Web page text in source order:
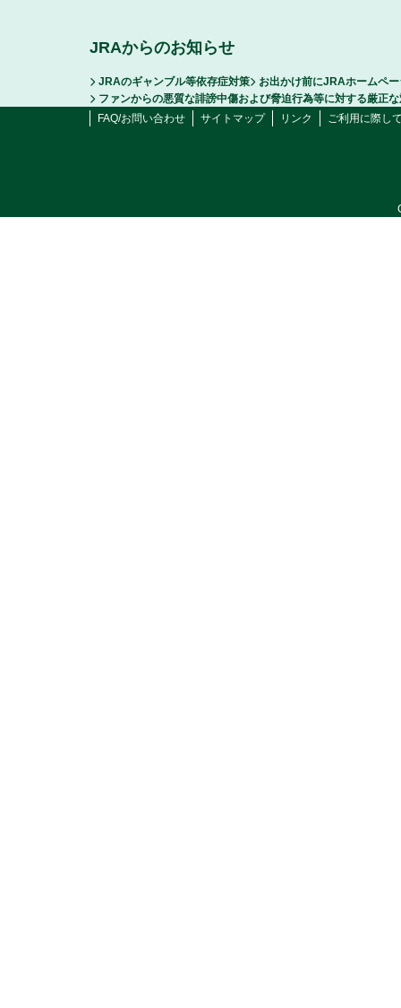
JRAからのお知らせ
JRAのギャンブル等依存症対策
お出かけ前にJRAホームペ
ファンからの悪質な誹謗中傷および脅迫行為等に対する厳正
FAQ/お問い合わせ
サイトマップ リンク ご利用に際し